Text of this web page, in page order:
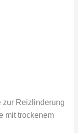
zur Reizlinderung
mit trockenem